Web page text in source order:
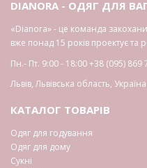
DIANORA - ОДЯГ ДЛЯ
«Dianora» - це команда
вже понад 15 років проектує та
Пн.- Пт. 9:00 - 18:00+38 (095) 869
Львів,Львівська область, Україна
КАТАЛОГ ТОВАРІВ
Одяг для годування
Одяг для дому
Сукні